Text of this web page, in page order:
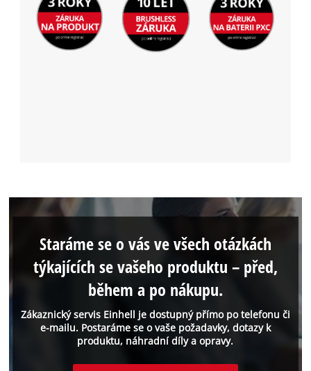
Zákaznický servis Einhell je dostupný přímo po telefonu či
e-mailu. Postaráme se o vaše požadavky, dotazy k
produktu, náhradní díly a opravy.
Staráme se o vás ve všech otázkách
týkajících se vašeho produktu – před,
během a po nákupu.